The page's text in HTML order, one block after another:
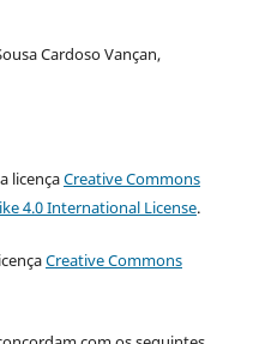
Cardoso Vançan,
licençaCreative Commons
4.0 International License.
Creative Commons